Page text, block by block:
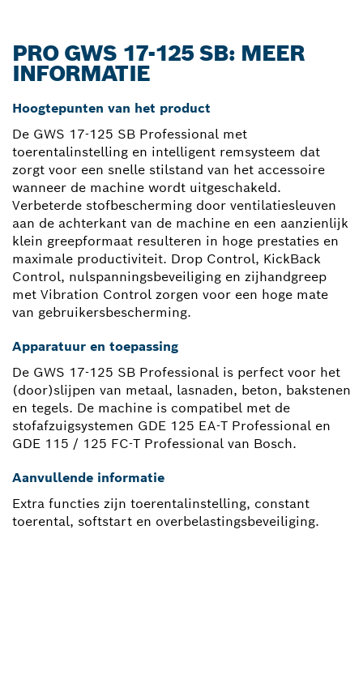
PRO GWS 17-125 SB: MEER
INFORMATIE
Hoogtepunten van het product
De GWS 17-125 SB Professional met
toerentalinstelling en intelligent remsysteem dat
zorgt voor een snelle stilstand van het accessoire
wanneer de machine wordt uitgeschakeld.
Verbeterde stofbescherming door ventilatiesleuven
aan de achterkant van de machine en een aanzienlijk
klein greepformaat resulteren in hoge prestaties en
maximale productiviteit. Drop Control, KickBack
Control, nulspanningsbeveiliging en zijhandgreep
met Vibration Control zorgen voor een hoge mate
van gebruikersbescherming.
Apparatuur en toepassing
De GWS 17-125 SB Professional is perfect voor het
(door)slijpen van metaal, lasnaden, beton, bakstenen
en tegels. De machine is compatibel met de
stofafzuigsystemen GDE 125 EA-T Professional en
GDE 115 / 125 FC-T Professional van Bosch.
Aanvullende informatie
Extra functies zijn toerentalinstelling, constant
toerental, softstart en overbelastingsbeveiliging.